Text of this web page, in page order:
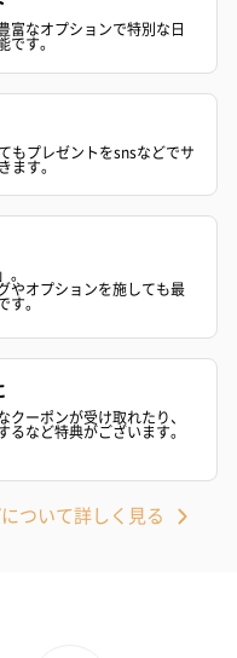
富なオプションで特別な日
です。
もプレゼントをsnsなどでサ
ます。
。
やオプションを施しても最
す。
ーポンが受け取れたり、
るなど特典がございます。
ついて詳しく見る